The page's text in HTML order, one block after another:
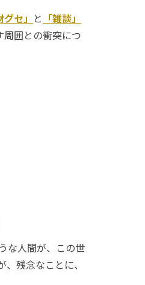
グセ」 と 「雑談」
周囲との衝突につ
な人間が、この世
残念なことに、